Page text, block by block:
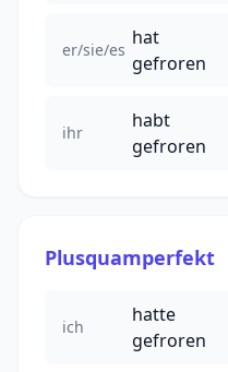
er/sie/es
hat
gefroren
ihr
habt
gefroren
Plusquamperfekt
ich
hatte
gefroren